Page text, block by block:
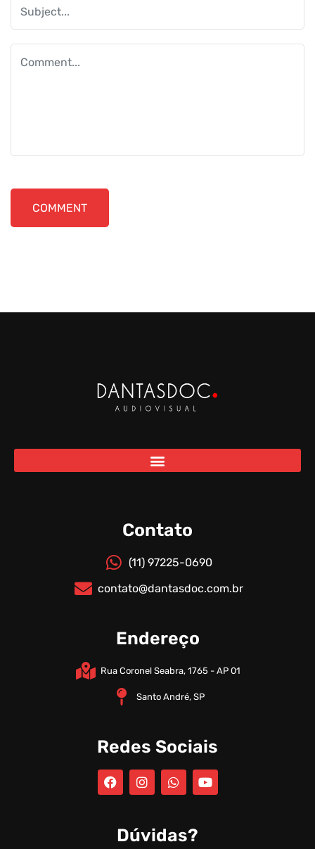
Contato
(11) 97225-0690
contato@dantasdoc.com.br
Endereço
Rua Coronel Seabra, 1765 - AP 01
Santo André, SP
Redes Sociais
Dúvidas?